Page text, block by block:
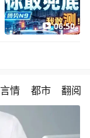
06:50
言情 都市 翻阅